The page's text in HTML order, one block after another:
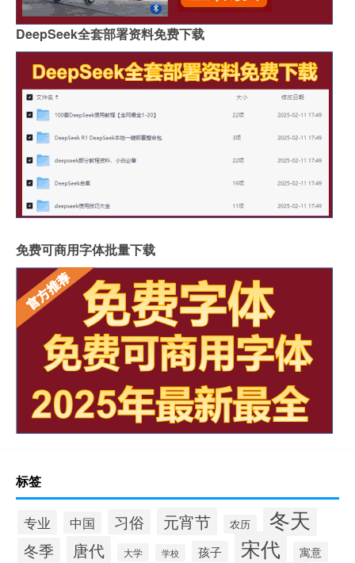
DeepSeek全套部署资料免费下载
免费可商用字体批量下载
标签
专业 中国 习俗 元宵节 农历 冬天
冬季 唐代 大学 学校 孩子 宋代 寓意